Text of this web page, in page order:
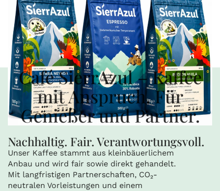
Café SierrAzul – Kaffee
mit Anspruch. Für
Genießer und Partner.
Nachhaltig. Fair. Verantwortungsvoll.
Unser Kaffee stammt aus kleinbäuerlichem
Anbau und wird fair sowie direkt gehandelt.
Mit langfristigen Partnerschaften, CO₂-
neutralen Vorleistungen und einem